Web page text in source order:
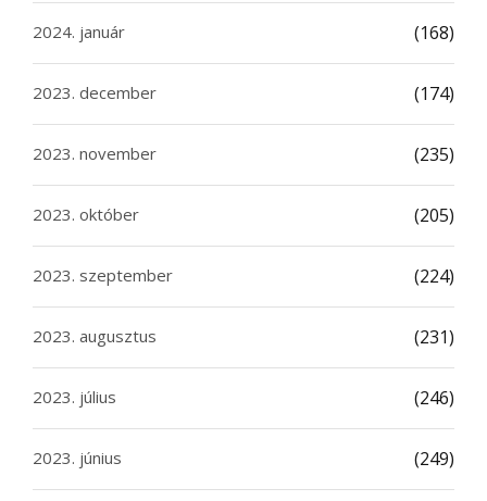
2024. január (168)
2023. december (174)
2023. november (235)
2023. október (205)
2023. szeptember (224)
2023. augusztus (231)
2023. július (246)
2023. június (249)